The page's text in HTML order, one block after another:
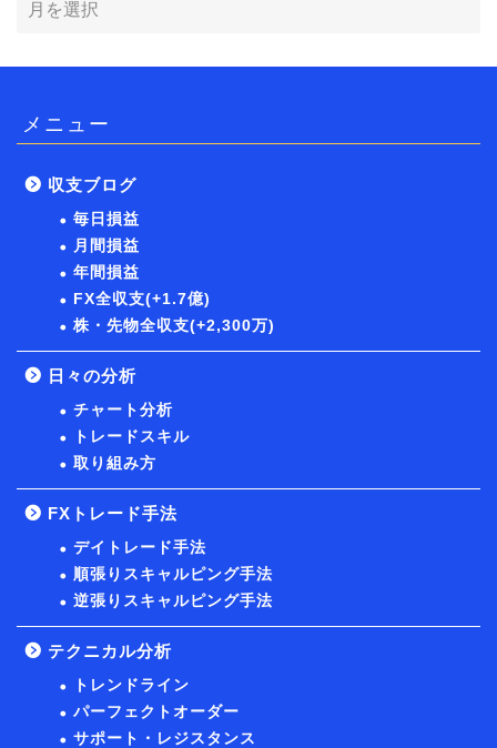
メニュー
収支ブログ
毎日損益
月間損益
年間損益
FX全収支(+1.7億)
株・先物全収支(+2,300万)
日々の分析
チャート分析
トレードスキル
取り組み方
FXトレード手法
デイトレード手法
順張りスキャルピング手法
逆張りスキャルピング手法
テクニカル分析
トレンドライン
パーフェクトオーダー
サポート・レジスタンス